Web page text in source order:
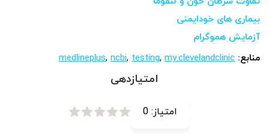
بیماری های خودایمنی
آزمایش هموگرام
منابع:
medlineplus, ncbi, testing, my.clevelandclinic
امتیازدهی
امتیاز: 0